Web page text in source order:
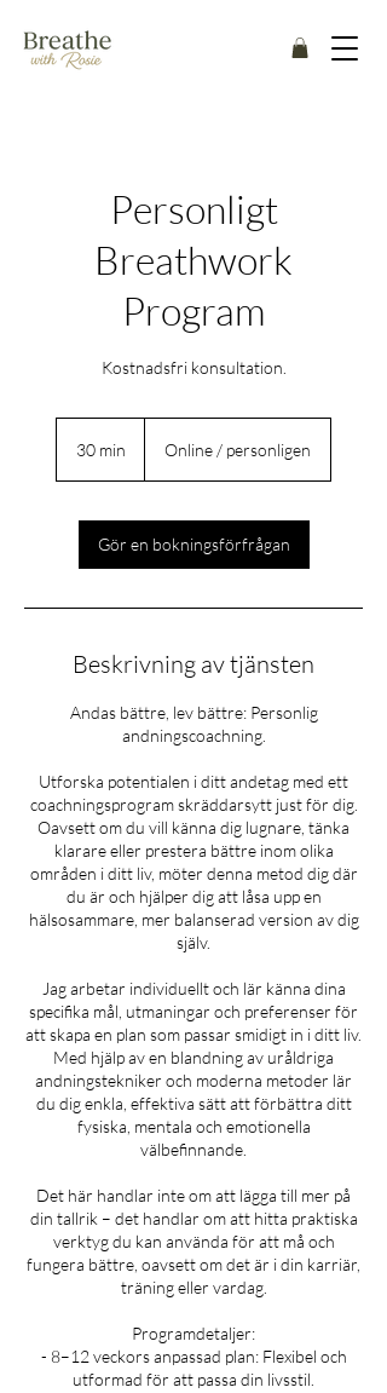
Personligt
Breathwork
Program
Kostnadsfri konsultation.
30 min
i
n
Online / personligen
Gör en bokningsförfrågan
Beskrivning av tjänsten
Andas bättre, lev bättre: Personlig
andningscoachning.
Utforska potentialen i ditt andetag med ett
coachningsprogram skräddarsytt just för dig.
Oavsett om du vill känna dig lugnare, tänka
klarare eller prestera bättre inom olika
områden i ditt liv, möter denna metod dig där
du är och hjälper dig att låsa upp en
hälsosammare, mer balanserad version av dig
själv.
Jag arbetar individuellt och lär känna dina
specifika mål, utmaningar och preferenser för
att skapa en plan som passar smidigt in i ditt liv.
Med hjälp av en blandning av uråldriga
andningstekniker och moderna metoder lär
du dig enkla, effektiva sätt att förbättra ditt
fysiska, mentala och emotionella
välbefinnande.
Det här handlar inte om att lägga till mer på
din tallrik – det handlar om att hitta praktiska
verktyg du kan använda för att må och
fungera bättre, oavsett om det är i din karriär,
träning eller vardag.
Programdetaljer:
- 8–12 veckors anpassad plan: Flexibel och
utformad för att passa din livsstil.